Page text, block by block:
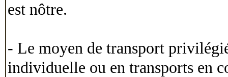
est nôtre.
- Le moyen de transport
individuelle ou en transports en